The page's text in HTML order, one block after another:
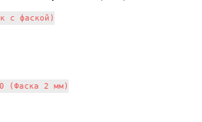
с фаской)
(Фаска 2 мм)